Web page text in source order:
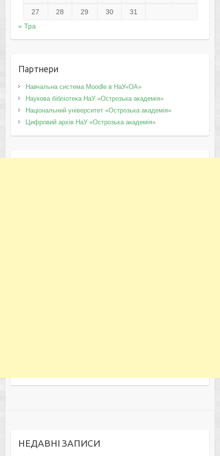
27 28 29 30
31
« Тра
Партнери
Навчальна система Moodle в НаУ«ОА»
Наукова бібліотека НаУ «Острозька академія»
Національний університет «Острозька академія»
Цифровий архів НаУ «Острозька академія»
НЕДАВНІ ЗАПИСИ